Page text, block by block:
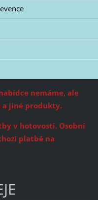
nemáme, ale
a jiné produkty.
v hotovosti. Osobní
platbě na